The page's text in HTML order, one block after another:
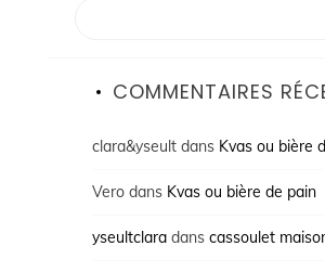
COMMENTAIRES
clara&yseultdans Kvas ou bière
Verodans Kvas ou bière de pain
yseultclaradans cassoulet